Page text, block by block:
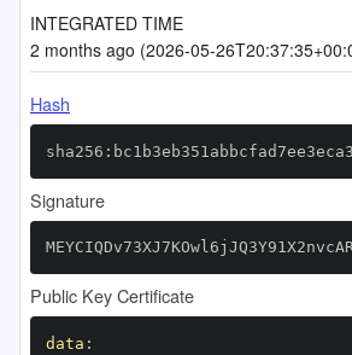
INTEGRATED TIME
2 months ago (2026-05-
Hash
Signature
Public Key Certificate
data :